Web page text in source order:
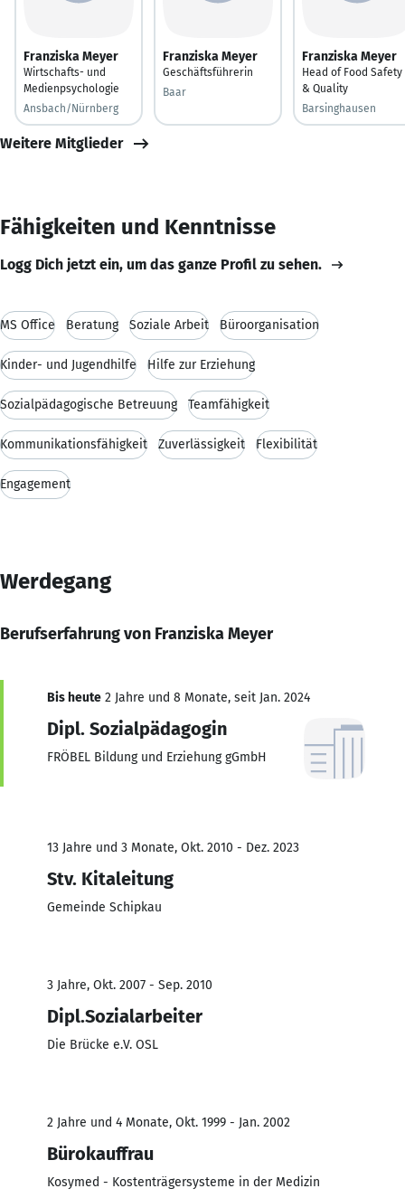
Franziska Meyer
Wirtschafts- und
Medienpsychologie
Ansbach/Nürnberg
Franziska Meyer
Geschäftsführerin
Baar
Franziska Meyer
Head of Food Safety
& Quality
Barsinghausen
Weitere Mitglieder
Fähigkeiten und Kenntnisse
Logg Dich jetzt ein, um das ganze Profil zu sehen.
MS Office Beratung Soziale Arbeit Büroorganisation
Kinder- und Jugendhilfe Hilfe zur Erziehung
Sozialpädagogische Betreuung Teamfähigkeit
Kommunikationsfähigkeit Zuverlässigkeit Flexibilität
Engagement
Werdegang
Berufserfahrung von Franziska Meyer
Bis heute 2 Jahre und 8 Monate, seit Jan. 2024
Dipl. Sozialpädagogin
FRÖBEL Bildung und Erziehung gGmbH
13 Jahre und 3 Monate, Okt. 2010 - Dez. 2023
Stv. Kitaleitung
Gemeinde Schipkau
3 Jahre, Okt. 2007 - Sep. 2010
Dipl.Sozialarbeiter
Die Brücke e.V. OSL
2 Jahre und 4 Monate, Okt. 1999 - Jan. 2002
Bürokauffrau
Kosymed - Kostenträgersysteme in der Medizin